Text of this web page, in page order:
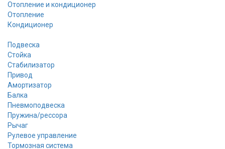
Отопление и кондиционер
Отопление
Кондиционер
Подвеска
Стойка
Стабилизатор
Привод
Амортизатор
Балка
Пневмоподвеска
Пружина/рессора
Рычаг
Рулевое управление
Тормозная система